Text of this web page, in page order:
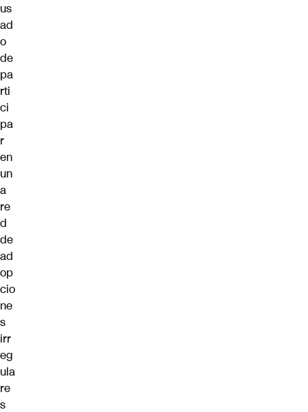
us
ad
o
de
pa
rti
ci
pa
r
en
un
a
re
d
de
ad
op
cio
ne
s
irr
eg
ula
re
s